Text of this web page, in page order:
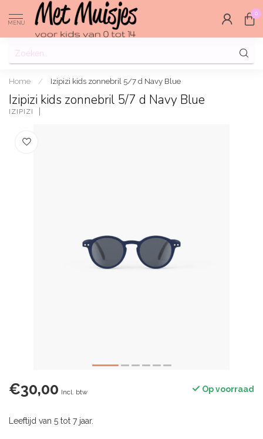
MENU
0
Home / Izipizi kids zonnebril 5/7 d Navy Blue
Izipizi kids zonnebril 5/7 d Navy Blue
IZIPIZI
€30,00 Incl. btw Op voorraad
Leeftijd van 5 tot 7 jaar.